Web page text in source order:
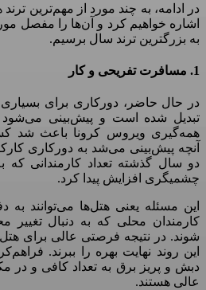
اشاره خواهیم کرد و آن‌ها را مفصل
به بزرگترین ترند سال برسیم.
1. مسافرت تفریحی و کار
در حال حاضر، دورکاری برای
تبدیل شده است و پیش‌بینی می‌شود
همه‌گیری ویروس کرونا باعث شد
آنچه پیش‌بینی می‌شد به دورکاری
دو سال گذشته تعداد کارمندانی که
چشمیگری افزایش پیدا کرد.
این مسئله یعنی هتل‌ها می‌توانند
کارمندان محلی که به‌ دنبال تغییر
شوند. در نتیجه فرصتی عالی برای
این روند نهایت بهره را ببرند.
دبش و پریز برق به تعداد کافی و
عالی هستند.